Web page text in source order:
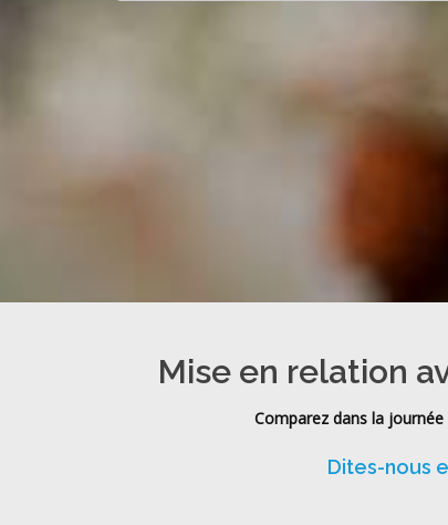
Mise en relation
Comparez dans la
Dites-nous